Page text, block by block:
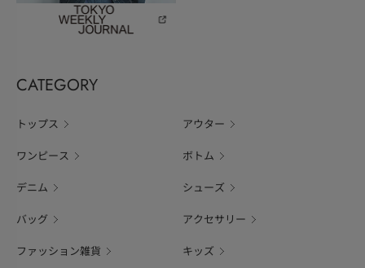
CATEGORY
トップス アウター
ワンピース ボトム
デニム シューズ
バッグ アクセサリー
ファッション雑貨 キッズ